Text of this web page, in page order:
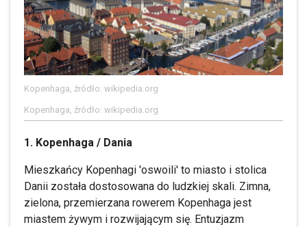
Kopenhaga, źródło: wikipedia.org
Kopenhaga, źródło: wikipedia.org
1. Kopenhaga / Dania
Mieszkańcy Kopenhagi 'oswoili' to miasto i stolica
Danii została dostosowana do ludzkiej skali. Zimna,
zielona, przemierzana rowerem Kopenhaga jest
miastem żywym i rozwijającym się. Entuzjazm